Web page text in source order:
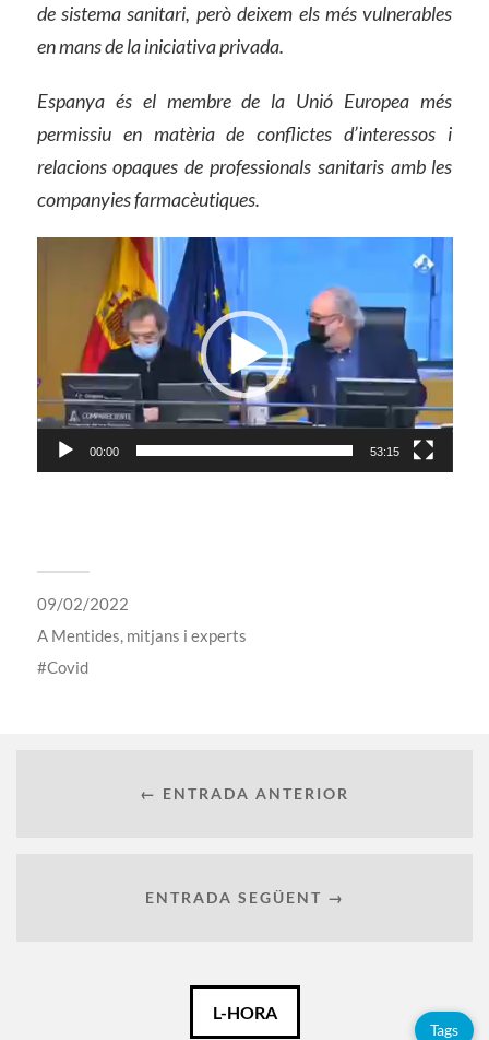
de sistema sanitari, però deixem els més vulnerables
en mans de la iniciativa privada.
Espanya és el membre de la Unió Europea més
permissiu en matèria de conflictes d’interessos i
relacions opaques de professionals sanitaris amb les
companyies farmacèutiques.
Reproductor
00:00 53:15
09/02/2022
A Mentides, mitjans i experts
Covid
← ENTRADA ANTERIOR
ENTRADA SEGÜENT →
L-HORA
Tags